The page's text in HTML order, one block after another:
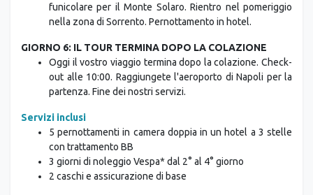
nella zona di Sorrento. Pernottamento in hotel.
Oggi il vostro viaggio termina dopo la colazione. Check-
out alle 10:00. Raggiungete l'aeroporto di Napoli per la
partenza. Fine dei nostri servizi.
5 pernottamenti in camera doppia in un hotel a 3 stelle
con trattamento BB
3 giorni di noleggio Vespa* dal 2° al 4° giorno
2 caschi e assicurazione di base